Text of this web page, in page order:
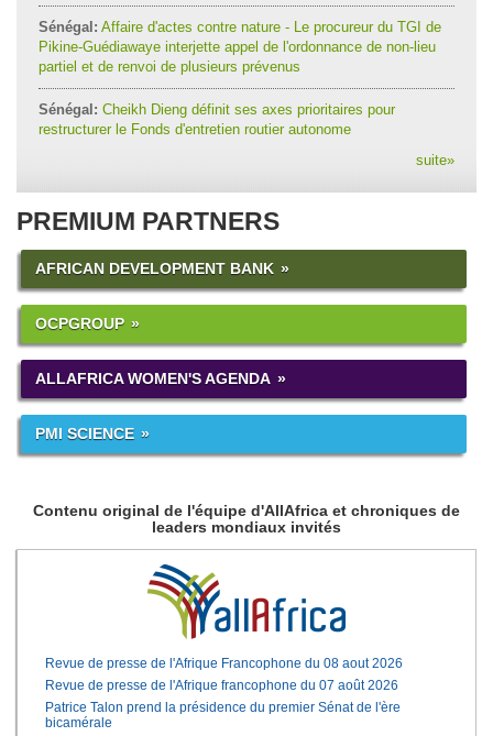
Sénégal: Affaire d'actes contre nature - Le procureur du TGI de
Pikine-Guédiawaye interjette appel de l'ordonnance de non-lieu
partiel et de renvoi de plusieurs prévenus
Sénégal: Cheikh Dieng définit ses axes prioritaires pour
restructurer le Fonds d'entretien routier autonome
suite»
PREMIUM PARTNERS
AFRICAN DEVELOPMENT BANK
OCPGROUP
ALLAFRICA WOMEN'S AGENDA
PMI SCIENCE
Contenu original de l'équipe d'AllAfrica et chroniques de
leaders mondiaux invités
Revue de presse de l'Afrique Francophone du 08 aout 2026
Revue de presse de l'Afrique francophone du 07 août 2026
Patrice Talon prend la présidence du premier Sénat de l'ère
bicamérale